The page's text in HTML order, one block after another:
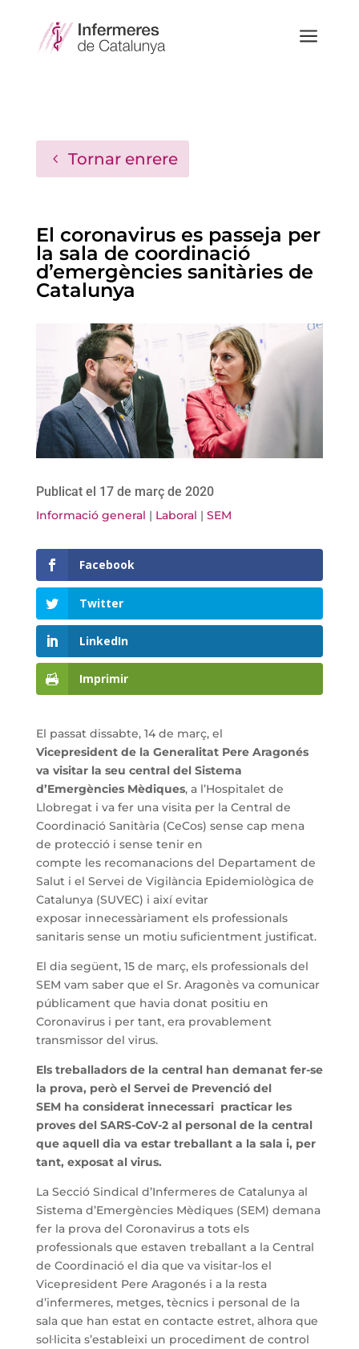
a
Tornar enrere
El coronavirus es passeja per
la sala de coordinació
d’emergències sanitàries de
Catalunya
Publicat el 17 de març de 2020
Informació general | Laboral | SEM
Facebook
Twitter
LinkedIn
Imprimir
El passatdissabte, 14 de març, el
Vicepresident de la Generalitat Pere Aragonés
va visitar la seu central del Sistema
d’Emergències Mèdiques, a l’Hospitalet de
Llobregat i va fer una visita per la Central de
Coordinació Sanitària (CeCos) sense cap mena
de protecció i sense tenir en
compte lesrecomanacionsdel Departament de
Salut i el Servei de Vigilància Epidemiològicade
Catalunya(SUVEC) i així evitar
exposar innecessàriamentels professionals
sanitarissense un motiusuficientmentjustificat.
El dia següent, 15 de març, els professionals del
SEM vam saber que el Sr. Aragonès va comunicar
públicament que havia donat positiu en
Coronavirus i per tant, era provablement
transmissor del virus.
Els treballadors de la central han demanat fer-se
la prova, però el Servei de Prevenció del
SEM ha considerat innecessari practicar les
proves del SARS-CoV-2 al personal de la central
que aquell dia va estar treballant a la sala i, per
tant, exposat al virus.
La Secció Sindical d’Infermeres de Catalunya al
Sistema d’Emergències Mèdiques (SEM) demana
fer la prova del Coronavirus a tots els
professionals que estaven treballant a la Central
de Coordinació el dia que va visitar-los el
Vicepresident Pere Aragonés i a la resta
d’infermeres, metges, tècnics i personal de la
sala que han estat en contacte estret, alhora que
sol·licita s’estableixi un procediment de control